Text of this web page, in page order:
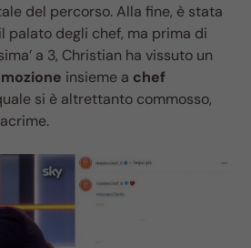
del percorso. Alla fine, è stata
palato degli chef, ma prima di
a 3, Christian ha vissuto un
insieme a chef
si è altrettanto commosso,